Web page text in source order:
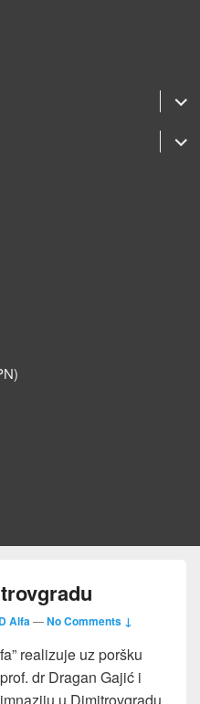
menu
Alfa—No Comments ↓
realizuje uz poršku
dr Dragan Gajić i